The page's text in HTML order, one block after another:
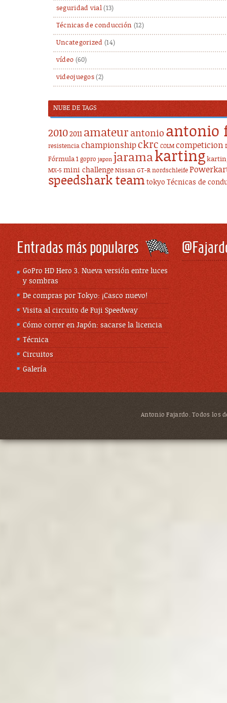
seguridad vial(13)
Técnicas de conducción (12)
Uncategorized (14)
vídeo (60)
videojuegos (2)
NUBE DE TAGS
20102011 amateur antonio antonio
resistencia championship ckrc COLM competicion
Fórmula 1 gopro japon jaramakarting
MX-5 mini challenge Nissan GT-R nordschleife
speedshark team tokyo Técnicas de
Entradas más populares
GoPro HD Hero 3. Nueva versión entre luces
y sombras
De compras por Tokyo: ¡Casco nuevo!
Visita al circuito de Fuji Speedway
Cómo correr en Japón: sacarse la licencia
Técnica
Circuitos
Galería
Antonio Fajardo. Todos los